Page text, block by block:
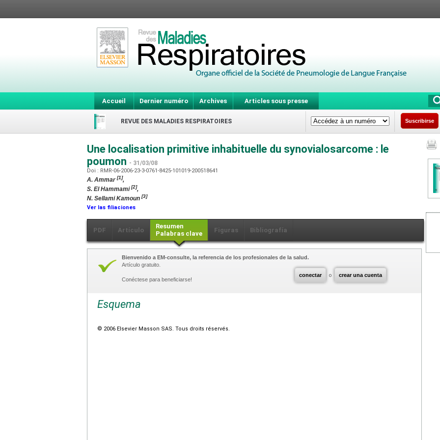
Accueil Dernier numéro Archives Articles sous presse
REVUE DES MALADIES RESPIRATOIRES Suscribirse
Une localisation primitive inhabituelle du synovialosarcome : le
poumon - 31/03/08
Doi : RMR-06-2006-23-3-0761-8425-101019-200518641
A. Ammar[1],
S. El Hammami[2],
N. Sellami Kamoun [3]
Ver las filiaciones
PDF Artículo
Resumen
Palabras clave
Figuras Bibliografía
conectar o crear una cuenta
Bienvenido a EM-consulte, la referencia de los profesionales de la salud.
Artículo gratuito.
Conéctese para beneficiarse!
Esquema
© 2006 Elsevier Masson SAS. Tous droits réservés.